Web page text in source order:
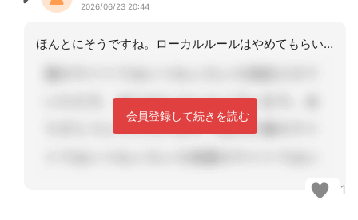
2026/06/23 20:44
ほんとにそうですね。ローカルルールはやめてもらいたいです。
会員登録して続きを読む
1